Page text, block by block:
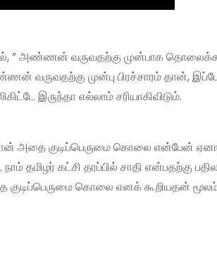
” அண்ணன் வருவதற்கு முன்பாக
வருவதற்கு முன்பு பிரச்சாரம் தான்,
இருந்தா எல்லாம் சரியாகிவிடும்.
குடிப்பெருமை கொலை என்பேன் ஏனா,
தமிழர் கட்சி தரப்பில் சாதி என்பதற்கு
கொலை எனக் கூறியதன் மூலம்